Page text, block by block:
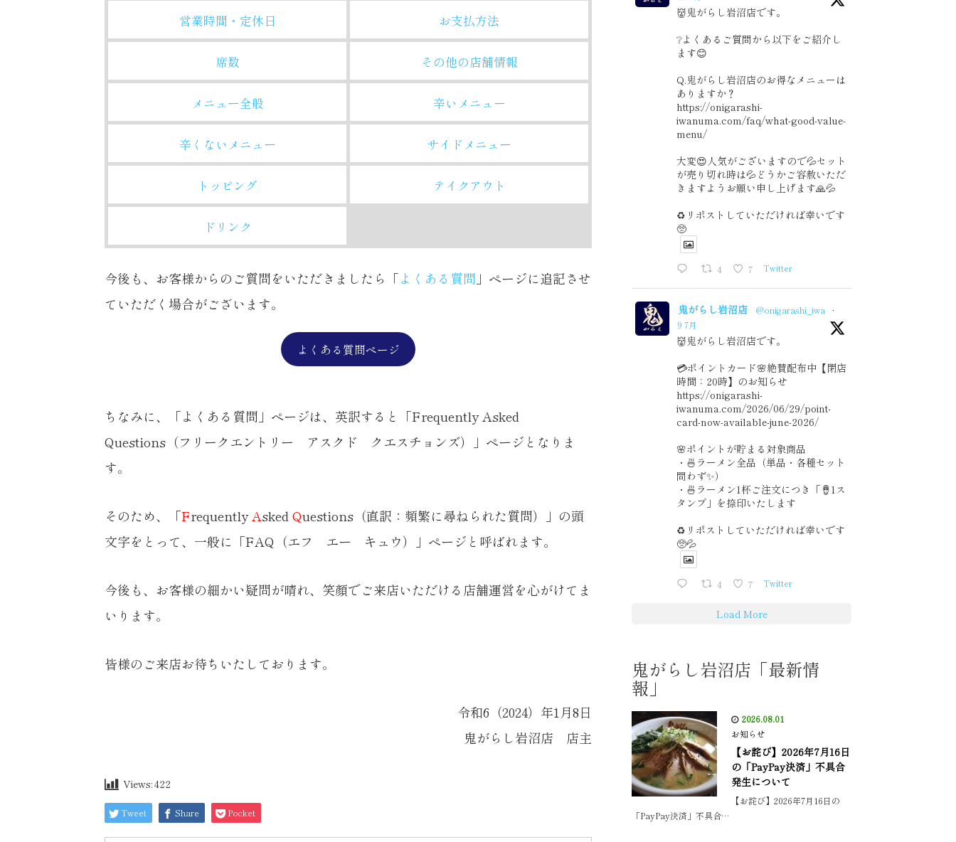
営業時間・定休日 お支払方法
席数 その他の店舗情報
メニュー全般 辛いメニュー
辛くないメニュー サイドメニュー
トッピング テイクアウト
ドリンク
今後も、お客様からのご質問をいただきましたら「よくある質問 」ページに追記させ
ていただく場合がございます。
よくある質問ページ
ちなみに、「よくある質問」ページは、英訳すると「Frequently Asked
Questions（フリークエントリー アスクド クエスチョンズ）
」ページとなりま
す。
そのため、「FrequentlyAsked Questions（直訳：頻繁に尋ねられた質問）」の頭
文字をとって、一般に「FAQ（エフ エー キュウ） 」ページと呼ばれます。
今後も、お客様の細かい疑問が晴れ、笑顔でご来店いただける店舗運営を心がけてま
いります。
皆様のご来店お待ちいたしております。
令和6（2024）年1月8日
鬼がらし岩沼店 店主
Views:422
Tweet Share Pocket
👹鬼がらし岩沼店です。
❔よくあるご質問から以下をご紹介し
ます😊
Q.鬼がらし岩沼店のお得なメニューは
ありますか？
https://onigarashi-
iwanuma.com/faq/what-good-value-
menu/
大変😍人気がございますので💦セット
が売り切れ時は💦どうかご容赦いただ
きますようお願い申し上げます🙏💦
♻️リポストしていただければ幸いです
🥺
4 7 Twitter
鬼がらし岩沼店 @onigarashi_iwa
·
9 7月
👹鬼がらし岩沼店です。
💳ポイントカード🌸絶賛配布中【閉店
時間：20時】のお知らせ
https://onigarashi-
iwanuma.com/2026/06/29/point-
card-now-available-june-2026/
🌸ポイントが貯まる対象商品
・🍜ラーメン全品（単品・各種セット
問わず✨）
・🍜ラーメン1杯ご注文につき「🪘1ス
タンプ」を捺印いたします
♻️リポストしていただければ幸いです
🥺💦
4 7 Twitter
Load More
鬼がらし岩沼店「最新情
報」
2026.08.01
お知らせ
【お詫び】2026年7月16日
の「PayPay決済」不具合
発生について
【お詫び】2026年7月16日の
「PayPay決済」不具合…